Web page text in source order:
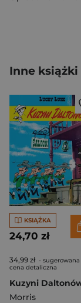
Inne książki
KSIĄŻKA
24,70 zł
34,99 zł - sugerowana
cena detaliczna
Morris